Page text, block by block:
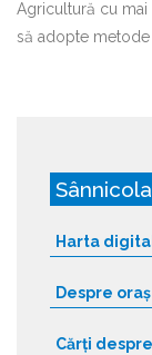
Agricultură cu
să adopte
Harta
Despre oraș
Cărți